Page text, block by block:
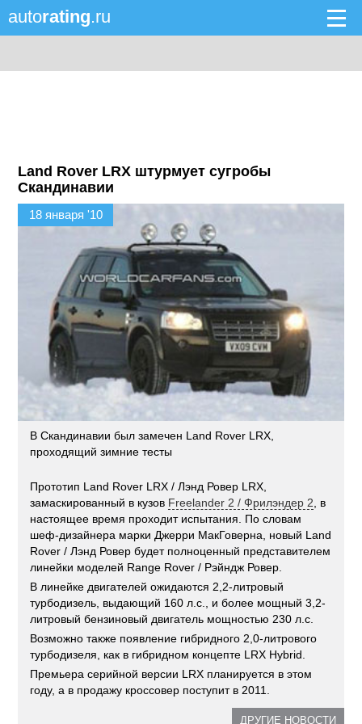
autorating.ru
Land Rover LRX штурмует сугробы
Скандинавии
18 января '10
В Скандинавии был замечен Land Rover LRX,
проходящий зимние тесты
Прототип Land Rover LRX / Лэнд Ровер LRX,
замаскированный в кузов Freelander 2 / Фрилэндер 2 , в
настоящее время проходит испытания. По словам
шеф-дизайнера марки Джерри МакГоверна, новый Land
Rover / Лэнд Ровер будет полноценный представителем
линейки моделей Range Rover / Рэйндж Ровер.
В линейке двигателей ожидаются 2,2-литровый
турбодизель, выдающий 160 л.с., и более мощный 3,2-
литровый бензиновый двигатель мощностью 230 л.с.
Возможно также появление гибридного 2,0-литрового
турбодизеля, как в гибридном концепте LRX Hybrid.
Премьера серийной версии LRX планируется в этом
году, а в продажу кроссовер поступит в 2011.
ДРУГИЕ НОВОСТИ